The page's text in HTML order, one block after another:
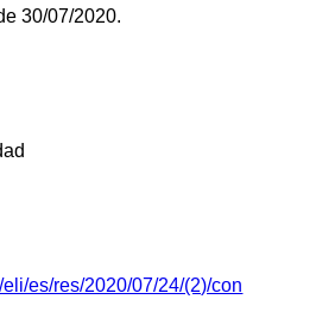
30/07/2020.
es/res/2020/07/24/(2)/con